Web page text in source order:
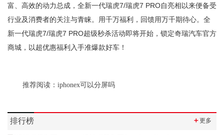
富、高效的动力总成，全新一代瑞虎7/瑞虎7 PRO自亮相以来便备受
行业及消费者的关注与青睐。用千万福利，回馈用万千期待心。全
新一代瑞虎7/瑞虎7 PRO超级秒杀活动即将开始，锁定奇瑞汽车官方
商城，以超优惠福利入手准爆款好车！
推荐阅读： iphonex可以分屏吗
排行榜 ＋更多